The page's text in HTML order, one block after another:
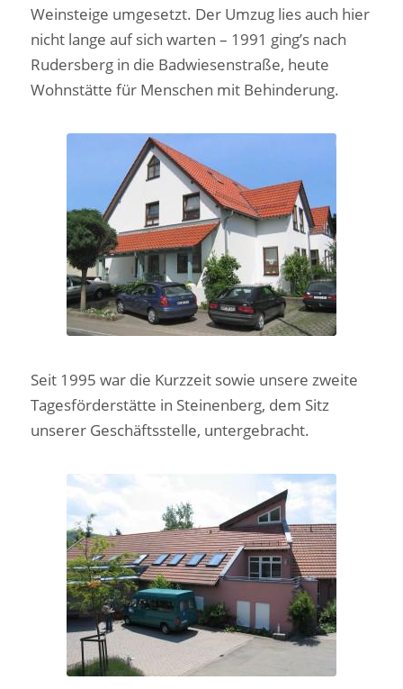
Weinsteige umgesetzt. Der Umzug lies auch hier
nicht lange auf sich warten – 1991 ging’s nach
Rudersberg in die Badwiesenstraße, heute
Wohnstätte für Menschen mit Behinderung.
1. Kurzzeit-
Unterbringung in
Rudersberg 1986
Seit 1995 war die Kurzzeit sowie unsere zweite
Tagesförderstätte in Steinenberg, dem Sitz
unserer Geschäftsstelle, untergebracht.
2. Tagesförderstätte
und Kurzzeit in
Steinenberg 1995